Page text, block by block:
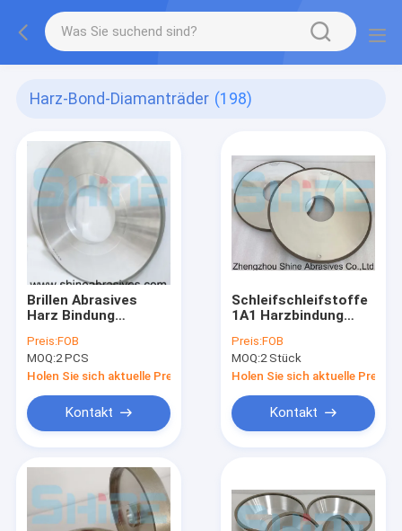
Harz-Bond-Diamanträder (198)
Brillen Abrasives
Harz Bindung
Schleifrad
Grundlagen
Preis:FOB
MOQ:2 PCS
Holen Sie sich aktuelle Preis
Kontakt
Schleifschleifstoffe
1A1 Harzbindung
für harte
Legierungen
Preis:FOB
MOQ:2 Stück
Holen Sie sich aktuelle Preis
Kontakt